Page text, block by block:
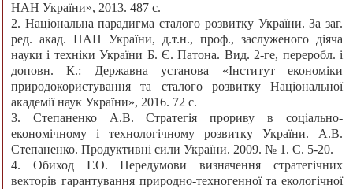
НАН України», 2013. 487 с.
2. Національна парадигма сталого розвитку України. За заг.
ред. акад. НАН України, д.т.н., проф., заслуженого діяча
науки і техніки України Б. Є. Патона. Вид. 2-ге, переробл. і
доповн. К.: Державна установа «Інститут економіки
природокористування та сталого розвитку Національної
академії наук України», 2016. 72 с.
3. Степаненко А.В. Стратегія прориву в соціально-
економічному і технологічному розвитку України. А.В.
Степаненко. Продуктивні сили України. 2009. № 1. С. 5-20.
4. Обиход Г.О. Передумови визначення стратегічних
векторів гарантування природно-техногенної та екологічної